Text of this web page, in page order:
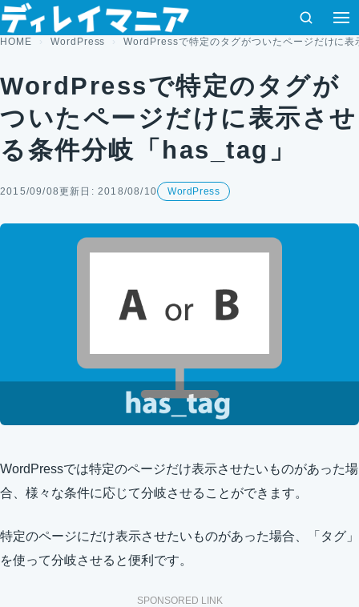
コンテンツへスキップ
検索
HOME WordPress WordPressで特定のタグがついたページだけに
WordPressで特定のタグが
ついたページだけに表示させ
る条件分岐「has_tag」
2015/09/08更新日: 2018/08/10 WordPress
WordPressでは特定のページだけ表示させたいものがあった場
合、様々な条件に応じて分岐させることができます。
特定のページにだけ表示させたいものがあった場合、「タグ」
を使って分岐させると便利です。
SPONSORED LINK